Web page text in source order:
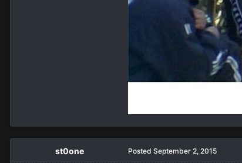
st0one Posted September 2, 2015